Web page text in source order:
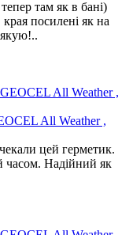
там як в бані)
посилені як на
All Weather ,
цей герметик.
часом. Надійний як